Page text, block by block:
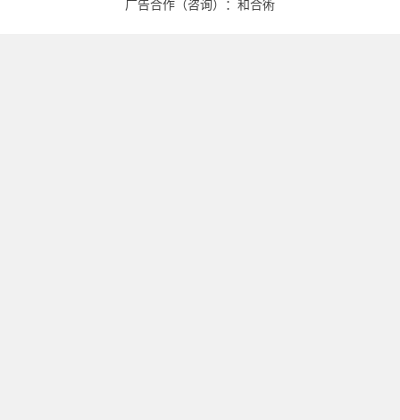
广告合作（咨询）： 和合術